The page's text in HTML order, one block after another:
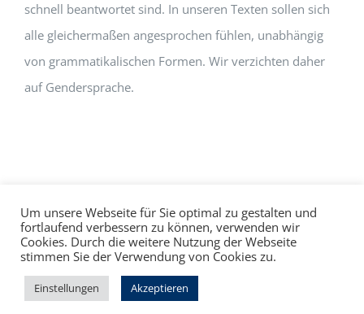
schnell beantwortet sind. In unseren Texten sollen sich
alle gleichermaßen angesprochen fühlen, unabhängig
von grammatikalischen Formen. Wir verzichten daher
auf Gendersprache.
Impressum Datenschutz©hallo!rot
Facebook
Um unsere Webseite für Sie optimal zu gestalten und
fortlaufend verbessern zu können, verwenden wir
Cookies. Durch die weitere Nutzung der Webseite
stimmen Sie der Verwendung von Cookies zu.
Einstellungen Akzeptieren